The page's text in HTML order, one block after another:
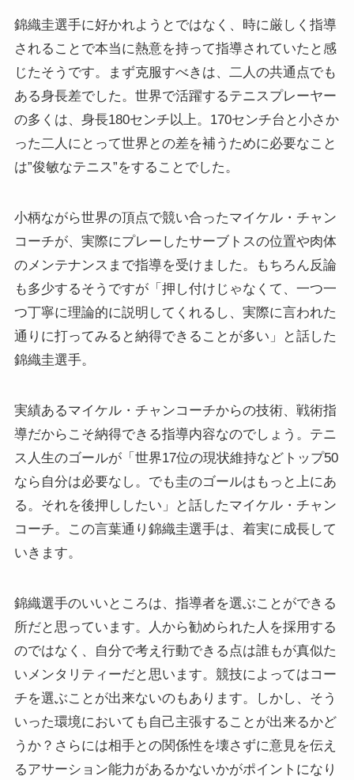
錦織圭選手に好かれようとではなく、時に厳しく指導
されることで本当に熱意を持って指導されていたと感
じたそうです。まず克服すべきは、二人の共通点でも
ある身長差でした。世界で活躍するテニスプレーヤー
の多くは、身長180センチ以上。170センチ台と小さか
った二人にとって世界との差を補うために必要なこと
は”俊敏なテニス”をすることでした。
小柄ながら世界の頂点で競い合ったマイケル・チャン
コーチが、実際にプレーしたサーブトスの位置や肉体
のメンテナンスまで指導を受けました。もちろん反論
も多少するそうですが「押し付けじゃなくて、一つ一
つ丁寧に理論的に説明してくれるし、実際に言われた
通りに打ってみると納得できることが多い」と話した
錦織圭選手。
実績あるマイケル・チャンコーチからの技術、戦術指
導だからこそ納得できる指導内容なのでしょう。テニ
ス人生のゴールが「世界17位の現状維持などトップ50
なら自分は必要なし。でも圭のゴールはもっと上にあ
る。それを後押ししたい」と話したマイケル・チャン
コーチ。この言葉通り錦織圭選手は、着実に成長して
いきます。
錦織選手のいいところは、指導者を選ぶことができる
所だと思っています。人から勧められた人を採用する
のではなく、自分で考え行動できる点は誰もが真似た
いメンタリティーだと思います。競技によってはコー
チを選ぶことが出来ないのもあります。しかし、そう
いった環境においても自己主張することが出来るかど
うか？さらには相手との関係性を壊さずに意見を伝え
るアサーション能力があるかないかがポイントになり